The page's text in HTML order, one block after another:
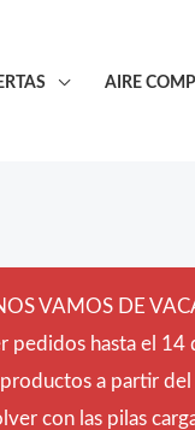
AIRE
VAMOS DE
pedidos hasta el 14
a partir
con las pilas